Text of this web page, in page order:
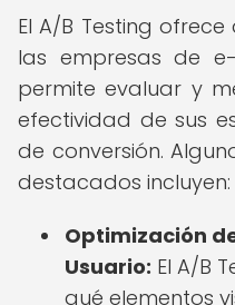
El A/B Testing
las empresas de
permite evaluar y
efectividad de sus
de conversión.
destacados incluyen:
Optimización
Usuario: El A/B
qué elementos